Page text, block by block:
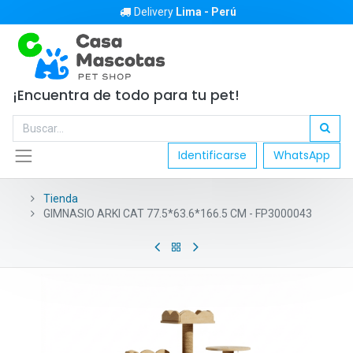
Delivery Lima - Perú
¡Encuentra de todo para tu pet!
Identificarse WhatsApp
Tienda
GIMNASIO ARKI CAT 77.5*63.6*166.5 CM - FP3000043